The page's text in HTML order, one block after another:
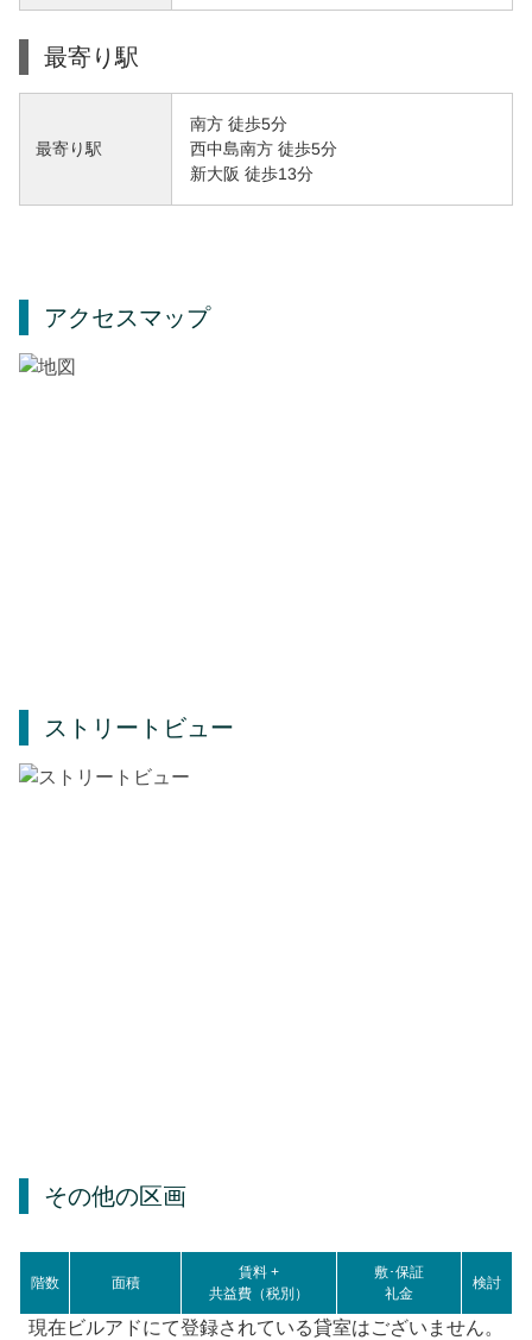
最寄り駅
最寄り駅
南方 徒歩5分
西中島南方 徒歩5分
新大阪 徒歩13分
アクセスマップ
ストリートビュー
その他の区画
階数 面積
賃料 +
共益費（税別）
敷･保証
礼金
検討
現在ビルアドにて登録されている貸室はございません。